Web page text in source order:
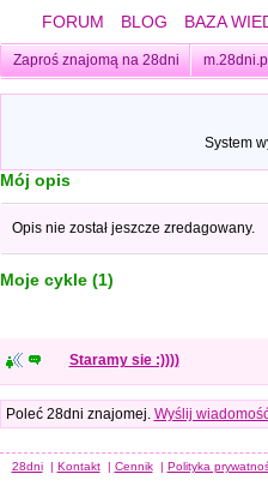
FORUM BLOG BAZA
Zaproś znajomą na 28dni
System
Mój opis
Opis nie został jeszcze zredagowany.
Moje cykle (1)
Staramy sie :))))
Poleć 28dni znajomej. Wyślij
28dni | Kontakt | Cennik | Polityka